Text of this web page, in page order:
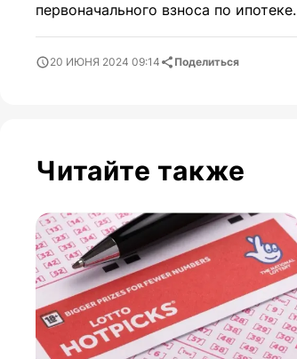
первоначального взноса по ипотеке.
20 ИЮНЯ 2024 09:14 Поделиться
Читайте также